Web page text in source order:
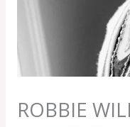
ROBBIE